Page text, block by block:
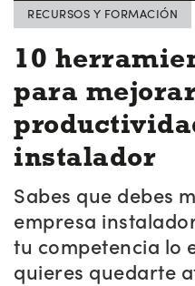
RECURSOS Y FORMACIÓN
10
para
instalador
Sabes que debes
empresa
tu competencia lo
quieres quedarte